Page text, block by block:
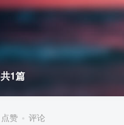
共1篇
点赞 评论